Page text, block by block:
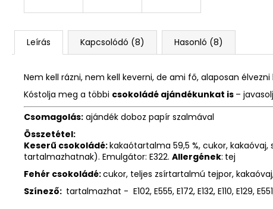
Leírás Kapcsolódó (8) Hasonló (8)
Nem kell rázni, nem kell keverni, de ami fő, alaposan
Kóstolja meg a többi csokoládé ajándékunkat is –
Csomagolás: ajándék doboz papír szalmával
Összetétel:
Keserű csokoládé:kakaótartalma 59,5 %, cukor,
tartalmazhatnak). Emulgátor: E322. Allergének: tej
Fehér csokoládé:cukor, teljes zsírtartalmú tejpor,
Színező: tartalmazhat - E102, E555, E172, E132, E110, E129,